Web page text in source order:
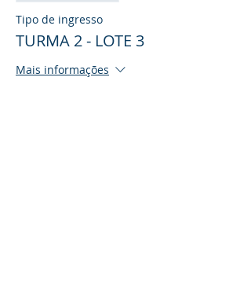
Tipo de ingresso
TURMA 2 - LOTE 3
Mais informações